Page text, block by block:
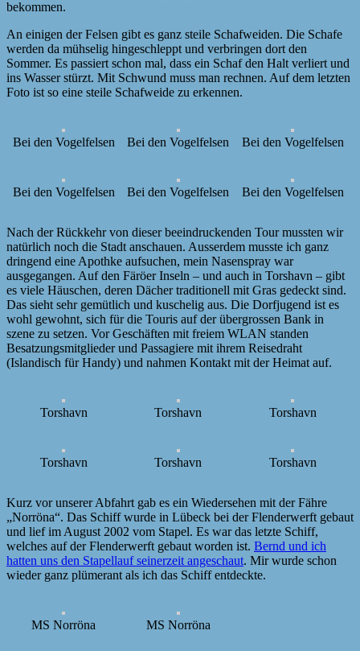
bekommen.
An einigen der Felsen gibt es ganz steile Schafweiden. Die Schafe
werden da mühselig hingeschleppt und verbringen dort den
Sommer. Es passiert schon mal, dass ein Schaf den Halt verliert und
ins Wasser stürzt. Mit Schwund muss man rechnen. Auf dem letzten
Foto ist so eine steile Schafweide zu erkennen.
Bei den Vogelfelsen Bei den Vogelfelsen Bei den Vogelfelsen
Bei den Vogelfelsen Bei den Vogelfelsen Bei den Vogelfelsen
Nach der Rückkehr von dieser beeindruckenden Tour mussten wir
natürlich noch die Stadt anschauen. Ausserdem musste ich ganz
dringend eine Apothke aufsuchen, mein Nasenspray war
ausgegangen. Auf den Färöer Inseln – und auch in Torshavn – gibt
es viele Häuschen, deren Dächer traditionell mit Gras gedeckt sind.
Das sieht sehr gemütlich und kuschelig aus. Die Dorfjugend ist es
wohl gewohnt, sich für die Touris auf der übergrossen Bank in
szene zu setzen. Vor Geschäften mit freiem WLAN standen
Besatzungsmitglieder und Passagiere mit ihrem Reisedraht
(Islandisch für Handy) und nahmen Kontakt mit der Heimat auf.
Torshavn Torshavn Torshavn
Torshavn Torshavn Torshavn
Kurz vor unserer Abfahrt gab es ein Wiedersehen mit der Fähre
„Norröna“. Das Schiff wurde in Lübeck bei der Flenderwerft gebaut
und lief im August 2002 vom Stapel. Es war das letzte Schiff,
welches auf der Flenderwerft gebaut worden ist. Bernd und ich
hatten uns den Stapellauf seinerzeit angeschaut. Mir wurde schon
wieder ganz plümerant als ich das Schiff entdeckte.
MS Norröna MS Norröna